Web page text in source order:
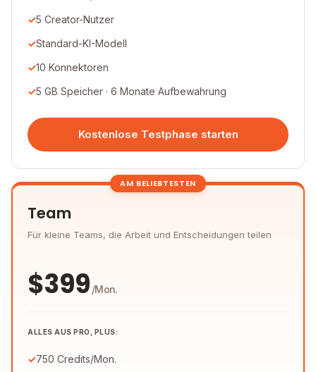
5 Creator-Nutzer
Standard-KI-Modell
10 Konnektoren
5 GB Speicher · 6 Monate Aufbewahrung
Kostenlose Testphase starten
AM BELIEBTESTEN
Team
Für kleine Teams, die Arbeit und Entscheidungen teilen
$399 /Mon.
ALLES AUS PRO, PLUS:
750 Credits/Mon.